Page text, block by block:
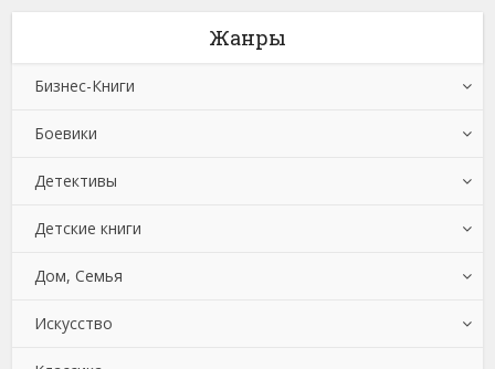
Жанры
Бизнес-Книги
Банковское дело
Бухучет, налогообложение, аудит
Делопроизводство
Зарубежная деловая литература
Корпоративная культура
Боевики
Боевики: Прочее
Криминальные боевики
Триллеры
Детективы
Зарубежные детективы
Иронические детективы
Исторические детективы
Детские книги
Детская проза
Детская фантастика
Дом, Семья
Автомобили и ПДД
Искусство